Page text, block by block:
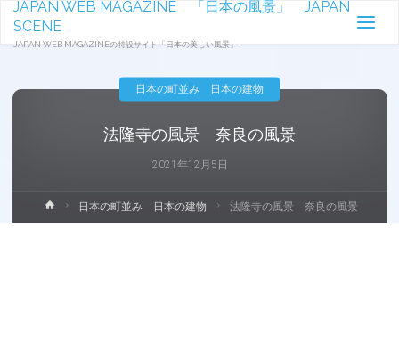
JAPAN WEB MAGAZINE 「日本の風景」 JAPAN
SCENE
JAPAN WEB MAGAZINEの特設サイト「日本の美しい風景」-
法隆寺の風景 奈良の風景
2021年12月5日
日本の町並み 日本の建物
ホ
ー
日本の町並み 日本の建物 法隆寺の風景 奈良の風景